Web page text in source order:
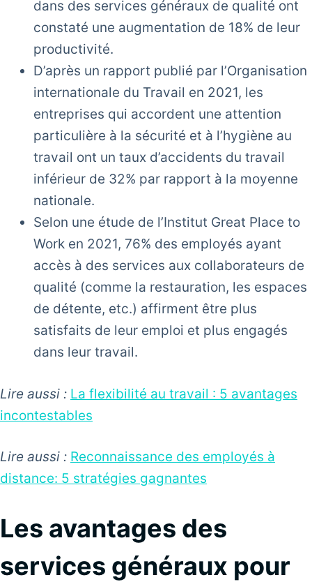
dans des services généraux de qualité ont
constaté une augmentation de 18% de leur
productivité.
D’après un rapport publié par l’Organisation
internationale du Travail en 2021, les
entreprises qui accordent une attention
particulière à la sécurité et à l’hygiène au
travail ont un taux d’accidents du travail
inférieur de 32% par rapport à la moyenne
nationale.
Selon une étude de l’Institut Great Place to
Work en 2021, 76% des employés ayant
accès à des services aux collaborateurs de
qualité (comme la restauration, les espaces
de détente, etc.) affirment être plus
satisfaits de leur emploi et plus engagés
dans leur travail.
Lire aussi : La flexibilité au travail : 5 avantages
incontestables
Lire aussi : Reconnaissance des employés à
distance: 5 stratégies gagnantes
Les avantages des
services généraux pour